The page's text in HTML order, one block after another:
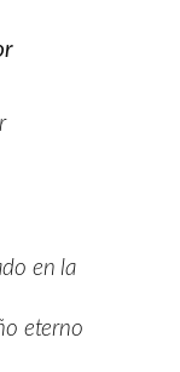
en la
eterno